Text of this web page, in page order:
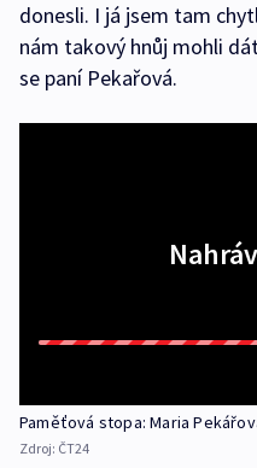
donesli. I já jsem tam
nám takový hnůj mohli
se paní Pekařová.
Paměťová stopa: Maria
Zdroj: ČT24